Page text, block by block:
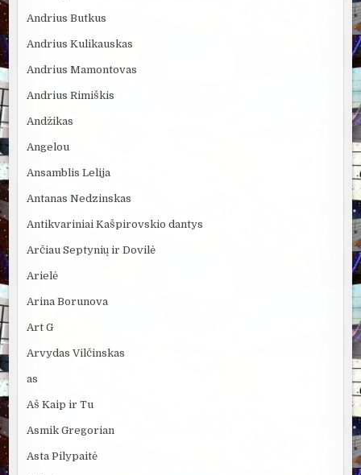
Andrius Butkus
Andrius Kulikauskas
Andrius Mamontovas
Andrius Rimiškis
Andžikas
Angelou
Ansamblis Lelija
Antanas Nedzinskas
Antikvariniai Kašpirovskio dantys
Arčiau Septynių ir Dovilė
Arielė
Arina Borunova
Art G
Arvydas Vilčinskas
as
Aš Kaip ir Tu
Asmik Gregorian
Asta Pilypaitė